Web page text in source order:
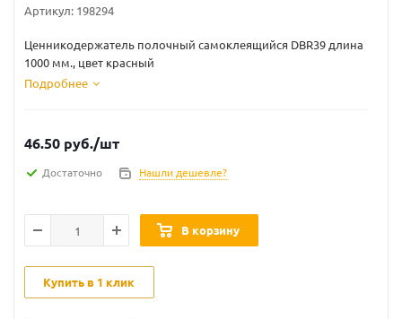
Артикул: 198294
Ценникодержатель полочный самоклеящийся DBR39 длина
1000 мм., цвет красный
Подробнее
46.50 руб./шт
Достаточно Нашли дешевле?
В корзину
Купить в 1 клик